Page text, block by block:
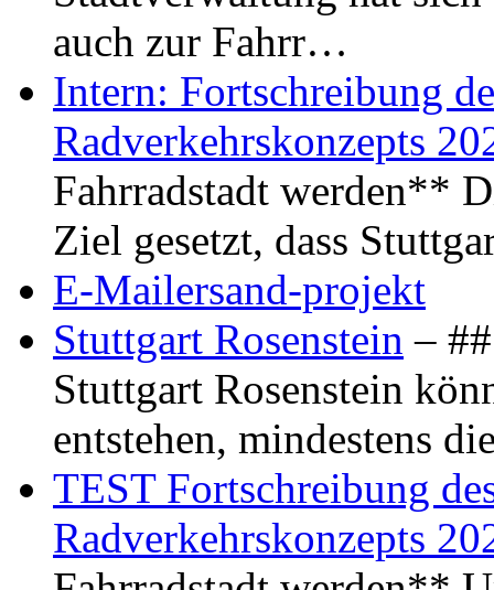
auch zur Fahrr…
Intern: Fortschreibung
Radverkehrskonzepts
Fahrradstadt werden**
Ziel gesetzt, dass
E-Mailersand-projekt
Stuttgart Rosenstein –
Stuttgart Rosenstein
entstehen, mindestens
TEST Fortschreibung
Radverkehrskonzepts